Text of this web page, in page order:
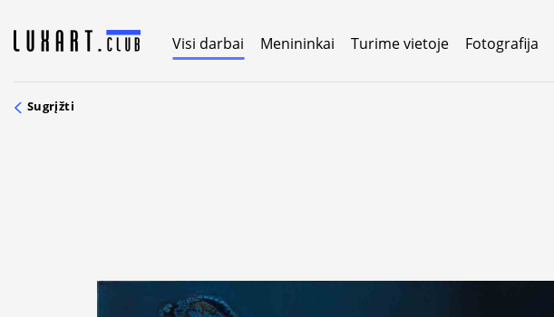
content
Visi darbai Menininkai Turime vietoje Fotografija
Sugrįžti